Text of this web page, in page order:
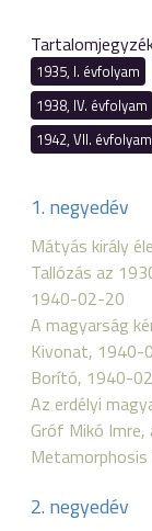
1935, I. évfolyam
1938, IV. évfolyam
1942, VII. évfolyam
1. negyedév
Mátyás király
Tallózás az
1940-02-20
A magyarság
Kivonat, 1940-
Borító, 1940-
Az erdélyi
Gróf Mikó
2. negyedév